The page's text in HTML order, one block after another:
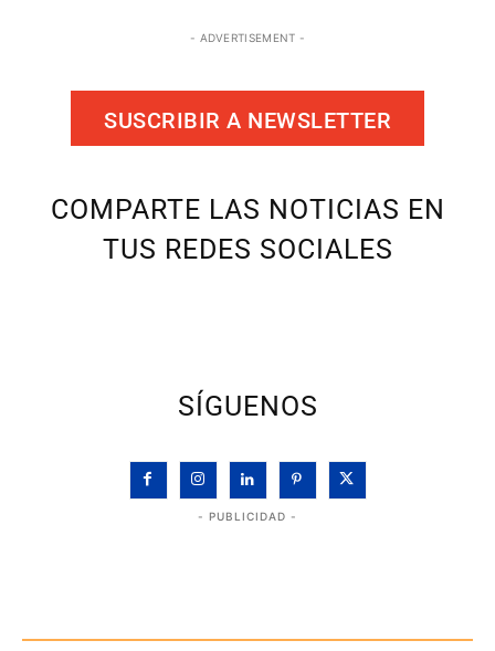
- ADVERTISEMENT -
SUSCRIBIR A NEWSLETTER
COMPARTE LAS NOTICIAS EN
TUS REDES SOCIALES
SÍGUENOS
- PUBLICIDAD -